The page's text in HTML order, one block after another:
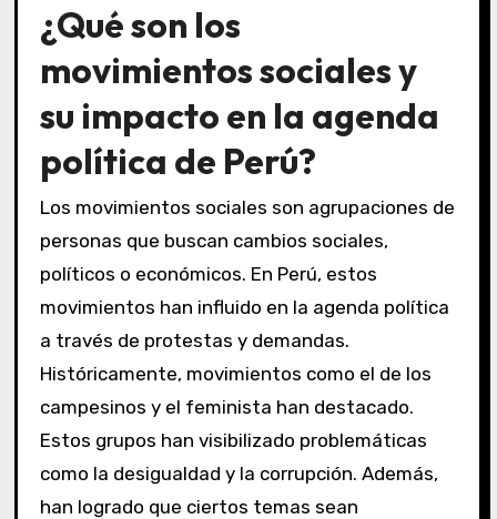
¿Qué son los
movimientos sociales y
su impacto en la agenda
política de Perú?
Los movimientos sociales son agrupaciones de
personas que buscan cambios sociales,
políticos o económicos. En Perú, estos
movimientos han influido en la agenda política
a través de protestas y demandas.
Históricamente, movimientos como el de los
campesinos y el feminista han destacado.
Estos grupos han visibilizado problemáticas
como la desigualdad y la corrupción. Además,
han logrado que ciertos temas sean